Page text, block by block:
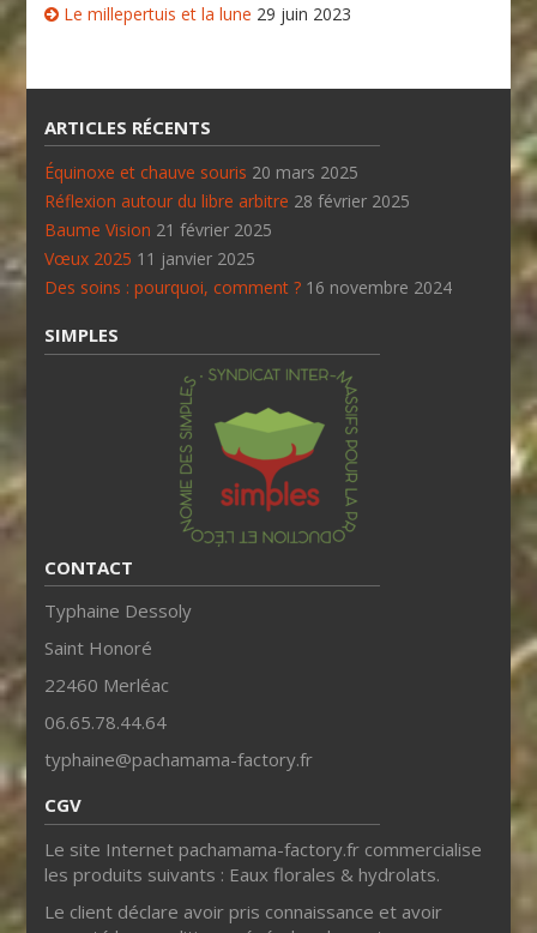
Le millepertuis et la lune 29 juin 2023
ARTICLES RÉCENTS
Équinoxe et chauve souris 20 mars 2025
Réflexion autour du libre arbitre 28 février 2025
Baume Vision 21 février 2025
Vœux 2025 11 janvier 2025
Des soins : pourquoi, comment ? 16 novembre 2024
SIMPLES
CONTACT
Typhaine Dessoly
Saint Honoré
22460 Merléac
06.65.78.44.64
typhaine@pachamama-factory.fr
CGV
Le site Internet pachamama-factory.fr commercialise
les produits suivants : Eaux florales & hydrolats.
Le client déclare avoir pris connaissance et avoir